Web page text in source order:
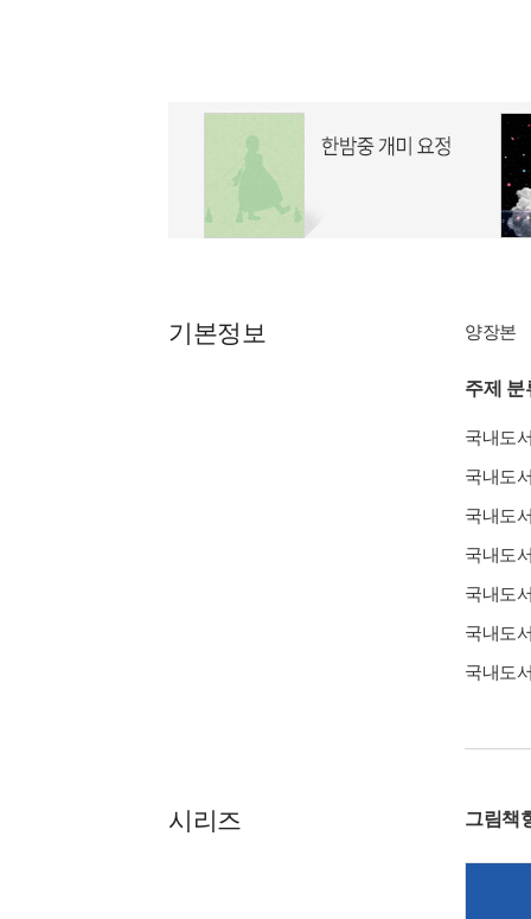
기본정보 양장본
주제 분
국내도
국내도
국내도
국내도
국내도
국내도
국내도
시리즈 그림책